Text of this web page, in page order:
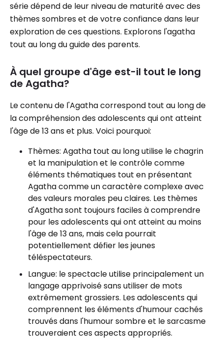
série dépend de leur niveau de maturité avec des
thèmes sombres et de votre confiance dans leur
exploration de ces questions. Explorons l'agatha
tout au long du guide des parents.
À quel groupe d'âge est-il tout le long
de Agatha?
Le contenu de l'Agatha correspond tout au long de
la compréhension des adolescents qui ont atteint
l'âge de 13 ans et plus. Voici pourquoi:
Thèmes: Agatha tout au long utilise le chagrin
et la manipulation et le contrôle comme
éléments thématiques tout en présentant
Agatha comme un caractère complexe avec
des valeurs morales peu claires. Les thèmes
d'Agatha sont toujours faciles à comprendre
pour les adolescents qui ont atteint au moins
l'âge de 13 ans, mais cela pourrait
potentiellement défier les jeunes
téléspectateurs.
Langue: le spectacle utilise principalement un
langage apprivoisé sans utiliser de mots
extrêmement grossiers. Les adolescents qui
comprennent les éléments d'humour cachés
trouvés dans l'humour sombre et le sarcasme
trouveraient ces aspects appropriés.